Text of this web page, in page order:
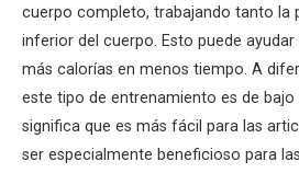
cuerpo completo, trabajando tanto la
inferior del cuerpo. Esto puede
más calorías en menos tiempo. A
este tipo de entrenamiento es de
significa que es más fácil para las
ser especialmente beneficioso para